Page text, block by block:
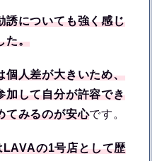
誘についても強く感じ
た。
個人差が大きいため、
加して自分が許容でき
てみるのが安心です。
の1号店として歴